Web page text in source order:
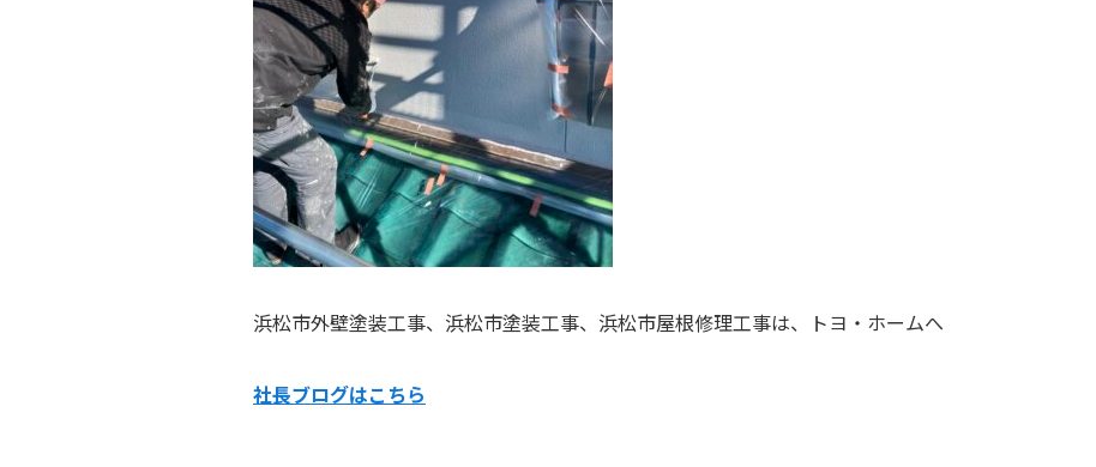
浜松市外壁塗装工事、浜松市塗装工事、浜松市屋根修理工事は、トヨ・ホームへ
社長ブログはこ ちら